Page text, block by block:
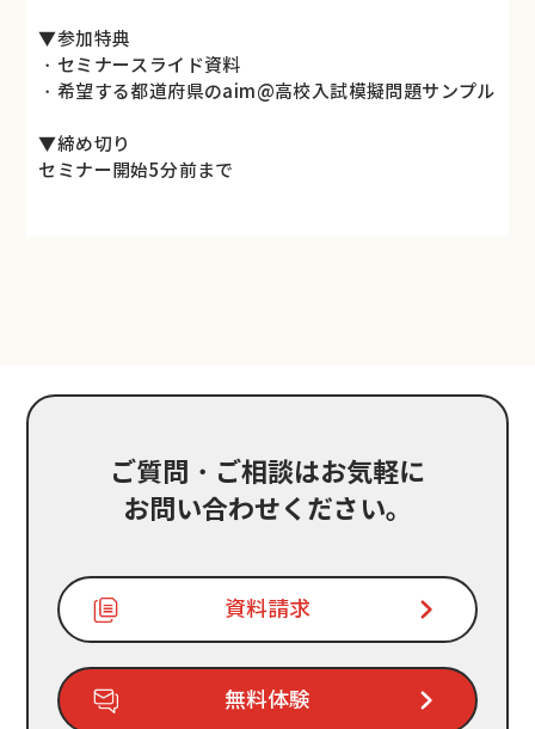
▼参加特典
・セミナースライド資料
・希望する都道府県のaim@高校入試模擬問題サンプル
▼締め切り
セミナー開始5分前まで
ご質問・ご相談はお気軽に
お問い合わせください。
資料請求
無料体験